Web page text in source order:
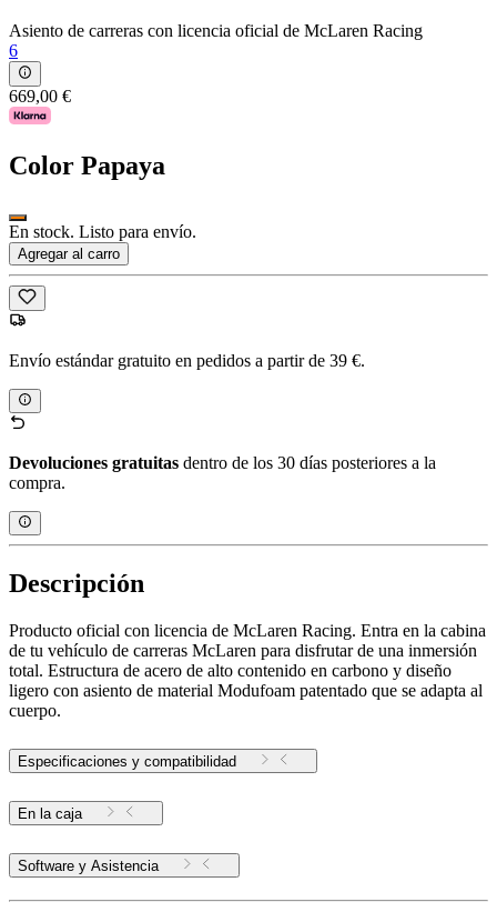
Asiento de carreras con licencia oficial de McLaren Racing
6
669,00 €
Color Papaya
En stock. Listo para envío.
Agregar al carro
Envío estándar gratuito en pedidos a partir de 39 €.
Devoluciones gratuitas dentro de los 30 días posteriores a la
compra.
Descripción
Producto oficial con licencia de McLaren Racing. Entra en la cabina
de tu vehículo de carreras McLaren para disfrutar de una inmersión
total. Estructura de acero de alto contenido en carbono y diseño
ligero con asiento de material Modufoam patentado que se adapta al
cuerpo.
Especificaciones y compatibilidad
En la caja
Software y Asistencia